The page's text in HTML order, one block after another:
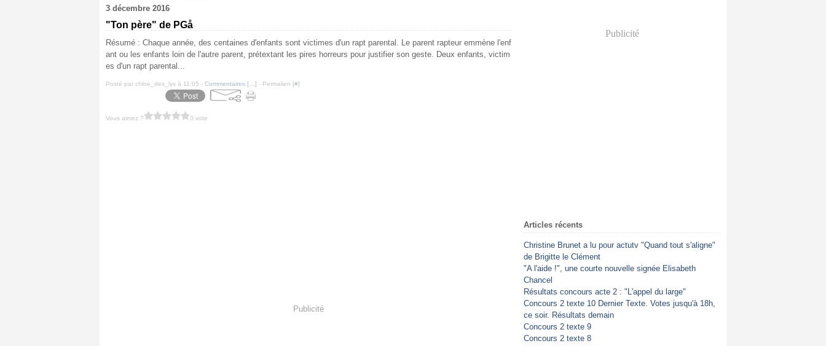
3 décembre 2016
"Ton père" de PGå
Résumé : Chaque année, des centaines d'enfants sont victimes d'un rapt parental. Le parent rapteur emmène l'enf
ant ou les enfants loin de l'autre parent, prétextant les pires horreurs pour justifier son geste. Deux enfants, victim
es d'un rapt parental...
Posté par chloe_des_lys à 11:05 - Commentaires [ ] - Permalien [#]
Vous aimez ? 0 vote
Publicité
Publicité
Articles récents
Christine Brunet a lu pour actutv "Quand tout s'aligne"
de Brigitte le Clément
"A l'aide !", une courte nouvelle signée Elisabeth
Chancel
Résultats concours acte 2 : "L'appel du large"
Concours 2 texte 10 Dernier Texte. Votes jusqu'à 18h,
ce soir. Résultats demain
Concours 2 texte 9
Concours 2 texte 8